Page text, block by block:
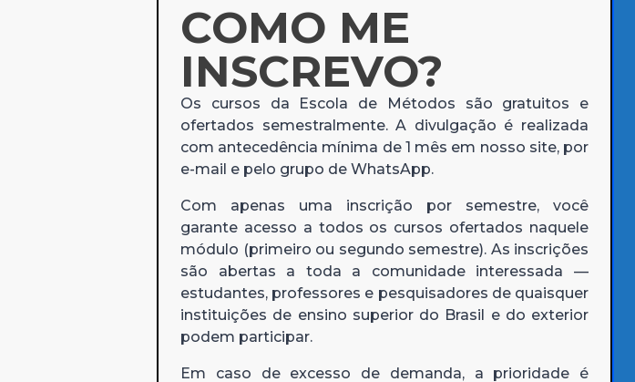
COMO ME
INSCREVO?
Os cursos da Escola de Métodos são gratuitos e
ofertados semestralmente. A divulgação é realizada
com antecedência mínima de 1 mês em nosso site, por
e-mail e pelo grupo de WhatsApp.
Com apenas uma inscrição por semestre, você
garante acesso a todos os cursos ofertados naquele
módulo (primeiro ou segundo semestre). As inscrições
são abertas a toda a comunidade interessada —
estudantes, professores e pesquisadores de quaisquer
instituições de ensino superior do Brasil e do exterior
podem participar.
Em caso de excesso de demanda, a prioridade é